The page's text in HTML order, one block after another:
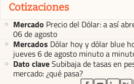
Cotizaciones
Mercado Precio del Dólar: a así
06 de agosto
Mercados Dólar hoy y dólar blue
jueves 6 de agosto minuto a
Dato claveSubibaja de tasas en
mercado: ¿qué pasa?